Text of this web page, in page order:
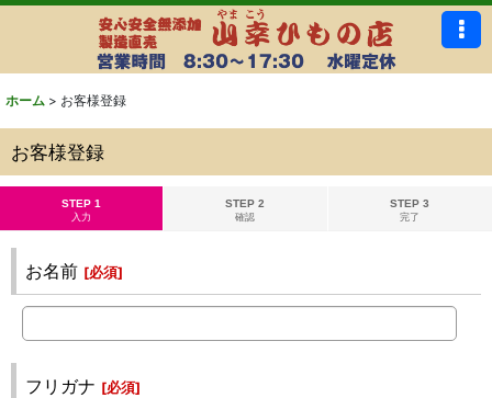
ホーム > お客様登録
お客様登録
STEP 1
入力
STEP 2
確認
STEP 3
完了
お名前 [必須]
フリガナ [必須]